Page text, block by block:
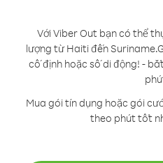
Với Viber Out bạn có thể
lượng từ Haiti đến Suriname.
cố định hoặc số di động! -
Mua gói tín dụng hoặc gói
theo phút tốt